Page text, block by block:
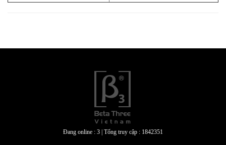
Đang online : 3 Tổng truy cập : 1842351